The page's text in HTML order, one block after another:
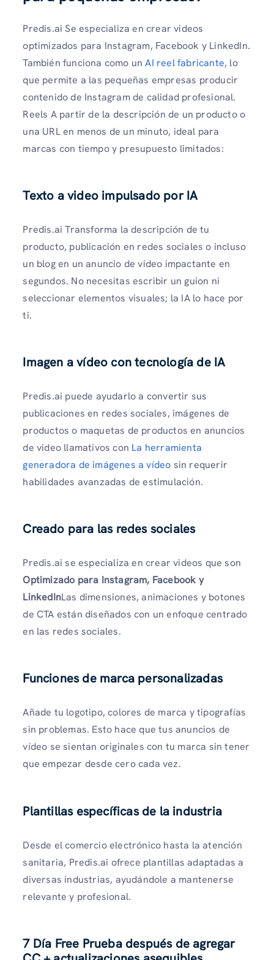
Predis.ai Se especializa en crear videos
optimizados para Instagram, Facebook y LinkedIn.
También funciona como unAI reel fabricante, lo
que permite a las pequeñas empresas producir
contenido de Instagram de calidad profesional.
Reels A partir de la descripción de un producto o
una URL en menos de un minuto, ideal para
marcas con tiempo y presupuesto limitados:
Texto a video impulsado por IA
Predis.ai Transforma la descripción de tu
producto, publicación en redes sociales o incluso
un blog en un anuncio de video impactante en
segundos. No necesitas escribir un guion ni
seleccionar elementos visuales; la IA lo hace por
ti.
Imagen a vídeo con tecnología de IA
Predis.ai puede ayudarlo a convertir sus
publicaciones en redes sociales, imágenes de
productos o maquetas de productos en anuncios
de video llamativos con La herramienta
generadora de imágenes a vídeo sin requerir
habilidades avanzadas de estimulación.
Creado para las redes sociales
Predis.ai se especializa en crear videos que son
Optimizado para Instagram, Facebook y
LinkedInLas dimensiones, animaciones y botones
de CTA están diseñados con un enfoque centrado
en las redes sociales.
Funciones de marca personalizadas
Añade tu logotipo, colores de marca y tipografías
sin problemas. Esto hace que tus anuncios de
vídeo se sientan originales con tu marca sin tener
que empezar desde cero cada vez.
Plantillas específicas de la industria
Desde el comercio electrónico hasta la atención
sanitaria, Predis.ai ofrece plantillas adaptadas a
diversas industrias, ayudándole a mantenerse
relevante y profesional.
7 Día Free Prueba después de agregar